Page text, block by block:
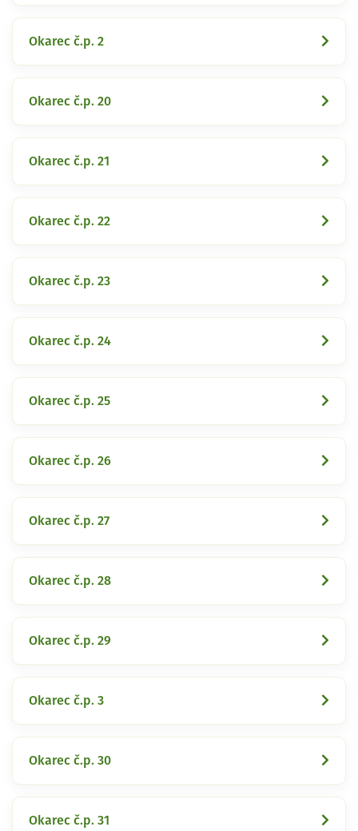
Okarec č.p. 2
Okarec č.p. 20
Okarec č.p. 21
Okarec č.p. 22
Okarec č.p. 23
Okarec č.p. 24
Okarec č.p. 25
Okarec č.p. 26
Okarec č.p. 27
Okarec č.p. 28
Okarec č.p. 29
Okarec č.p. 3
Okarec č.p. 30
Okarec č.p. 31